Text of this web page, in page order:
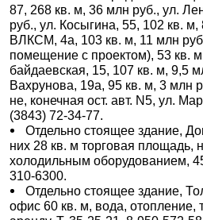
87, 268 кв. м, 36 млн руб., ул.
руб., ул. Косыгина, 55, 102 кв.
ВЛКСМ, 4а, 103 кв. м, 11 млн
помещение с проектом), 53 кв.
байдаевская, 15, 107 кв. м, 9,5
Вахрунова, 19а, 95 кв. м, 3
не, конечная ост. авт. N5, ул.
(3843) 72-34-77.
Отдельно стоящее здание,
них 28 кв. м торговая площадь,
холодильным оборудованием,
310-6300.
Отдельно стоящее здание,
офис 60 кв. м, вода, отопление,